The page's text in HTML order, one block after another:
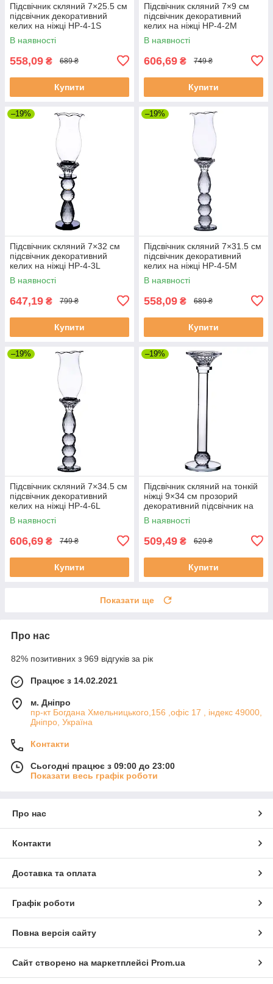
Підсвічник скляний 7×25.5 см
підсвічник декоративний
келих на ніжці HP-4-1S
В наявності
558,09 ₴ 689 ₴
Купити
Підсвічник скляний 7×9 см
підсвічник декоративний
келих на ніжці HP-4-2M
В наявності
606,69 ₴ 749 ₴
Купити
–19%
Підсвічник скляний 7×32 см
підсвічник декоративний
келих на ніжці HP-4-3L
В наявності
647,19 ₴ 799 ₴
Купити
–19%
Підсвічник скляний 7×31.5 см
підсвічник декоративний
келих на ніжці HP-4-5M
В наявності
558,09 ₴ 689 ₴
Купити
–19%
Підсвічник скляний 7×34.5 см
підсвічник декоративний
келих на ніжці HP-4-6L
В наявності
606,69 ₴ 749 ₴
Купити
–19%
Підсвічник скляний на тонкій
ніжці 9×34 см прозорий
декоративний підсвічник на
стіл HP-4-8M
В наявності
509,49 ₴ 629 ₴
Купити
Показати ще
Про нас
82% позитивних з 969 відгуків за рік
Працює з 14.02.2021
м. Дніпро
пр-кт Богдана Хмельницького,156 ,офіс 17 , індекс 49000,
Дніпро, Україна
Контакти
Сьогодні працює з 09:00 до 23:00
Показати весь графік роботи
Про нас
Контакти
Доставка та оплата
Графік роботи
Повна версія сайту
Сайт створено на маркетплейсі Prom.ua